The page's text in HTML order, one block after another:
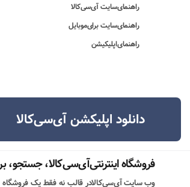
راهنمای‌سایت آی‌سی‌کالا
راهنمای‌سایت برای‌موبایل
راهنمای‌اپلیکیشن
دانلود اپلیکشن آی‌سی‌کالا
فروشگاه اینترنتی‌آی‌سی‌کالا، جستجو،
وب سایت آی‌سی‌کالادر قالب نه فقط یک فروشگاه